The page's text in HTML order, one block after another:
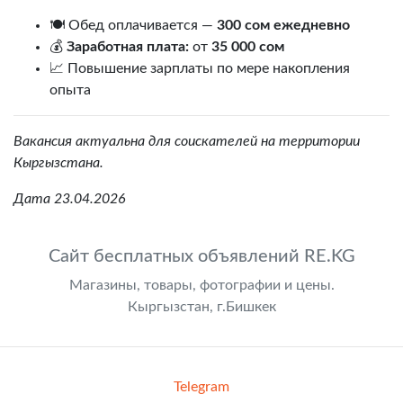
🍽️ Обед оплачивается — 300 сом ежедневно
💰 Заработная плата: от 35 000 сом
📈 Повышение зарплаты по мере накопления
опыта
Вакансия актуальна для соискателей на территории
Кыргызстана.
Дата 23.04.2026
Сайт бесплатных объявлений RE.KG
Магазины, товары, фотографии и цены.
Кыргызстан, г.Бишкек
Telegram